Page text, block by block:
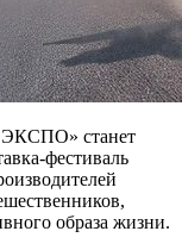
ЭКСПО» станет
фестиваль
образа жизни.